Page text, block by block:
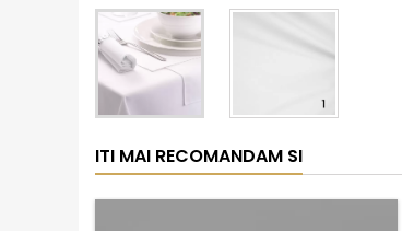
ITI MAI RECOMANDAM SI